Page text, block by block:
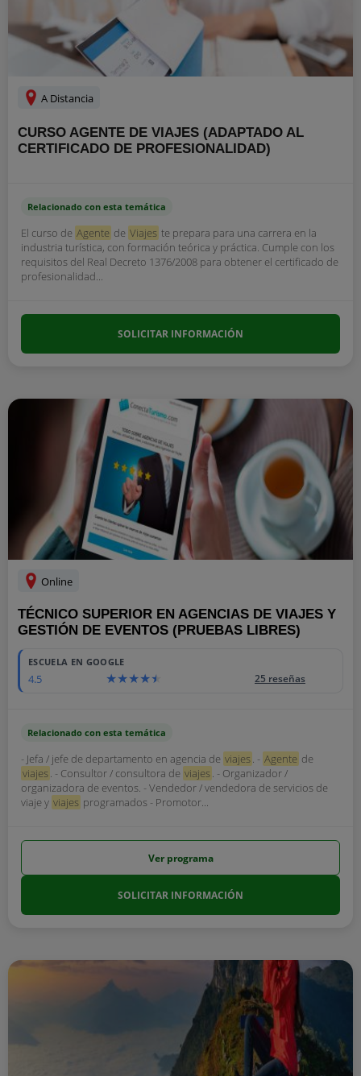
A Distancia
CURSO AGENTE DE VIAJES (ADAPTADO AL
CERTIFICADO DE PROFESIONALIDAD)
Relacionado con esta temática
El curso de Agente de Viajes te prepara para una carrera en la
industria turística, con formación teórica y práctica. Cumple con los
requisitos del Real Decreto 1376/2008 para obtener el certificado de
profesionalidad...
SOLICITAR INFORMACIÓN
Online
TÉCNICO SUPERIOR EN AGENCIAS DE VIAJES Y
GESTIÓN DE EVENTOS (PRUEBAS LIBRES)
ESCUELA EN GOOGLE
4.5 25 reseñas
Relacionado con esta temática
- Jefa / jefe de departamento en agencia de viajes. - Agente de
viajes. - Consultor / consultora de viajes. - Organizador /
organizadora de eventos. - Vendedor / vendedora de servicios de
viaje y viajes programados - Promotor...
Ver programa
SOLICITAR INFORMACIÓN